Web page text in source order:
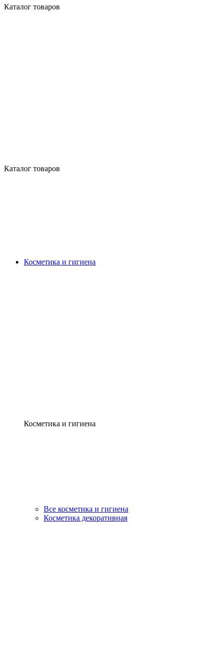
Каталог товаров
Каталог товаров
Косметика и гигиена
Косметика и гигиена
Все косметика и гигиена
Косметика декоративная